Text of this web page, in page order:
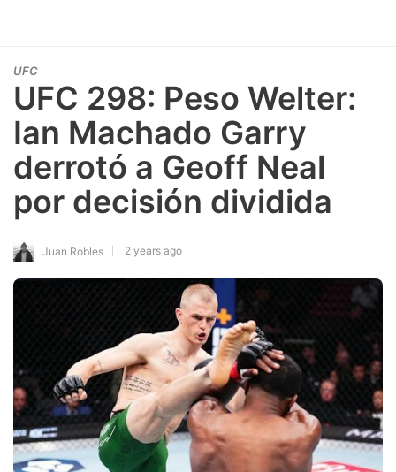
UFC
UFC 298: Peso Welter:
Ian Machado Garry
derrotó a Geoff Neal
por decisión dividida
Juan Robles 2 years ago